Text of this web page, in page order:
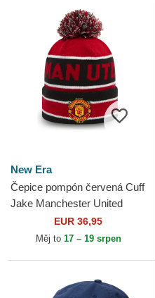
New Era
Čepice pompón červená Cuff
Jake Manchester United
Football Club Premier League
New Era
EUR 36,95
Měj to 17 – 19 srpen